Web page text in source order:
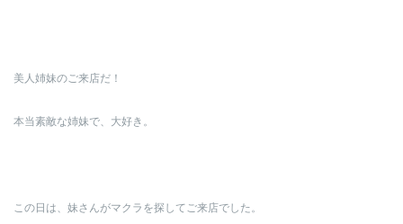
美人姉妹のご来店だ！
本当素敵な姉妹で、大好き。
この日は、妹さんがマクラを探してご来店でした。